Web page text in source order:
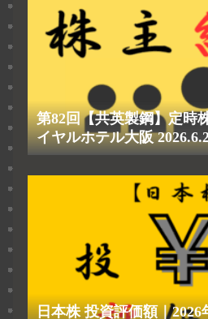
第82回【共英製鋼】定時
イヤルホテル大阪
日本株 投資評価額｜2026